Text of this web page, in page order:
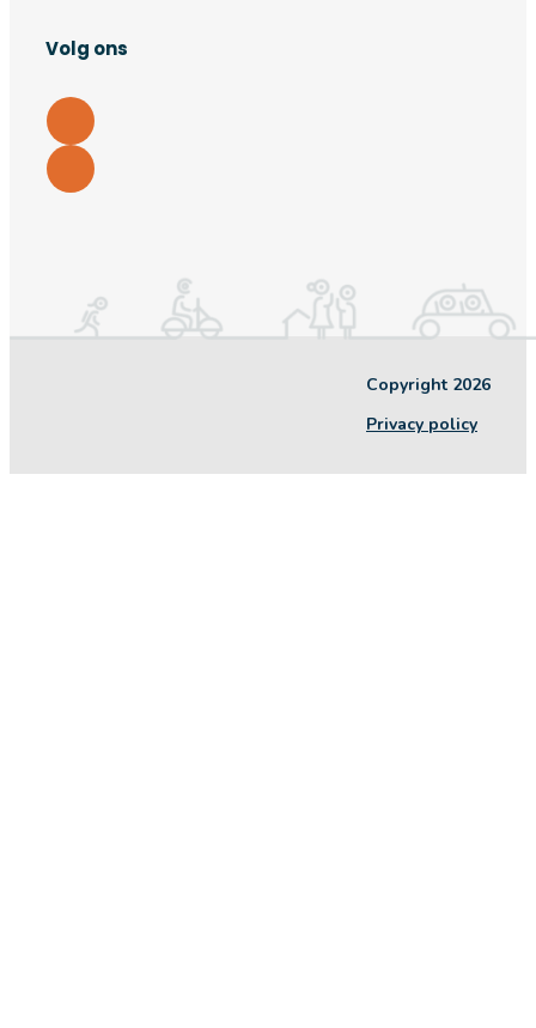
Volg ons
Copyright 2026
Privacy policy